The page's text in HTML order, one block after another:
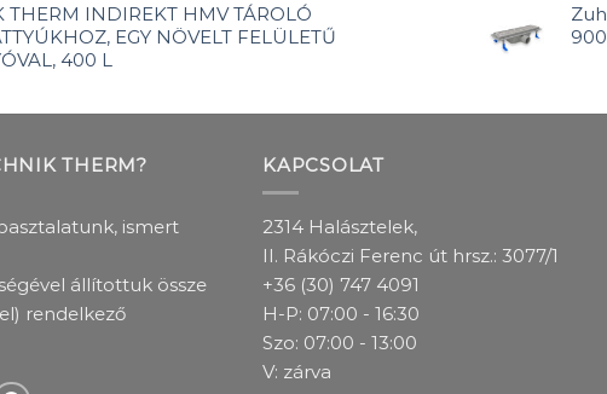
THERM INDIREKT HMV TÁROLÓ
EGY NÖVELT FELÜLETŰ
400 L
THERM?
ismert
állítottuk össze
rendelkező
KAPCSOLAT
2314 Halásztelek,
II. Rákóczi Ferenc út hrsz.: 3077/1
+36 (30) 747 4091
H-P: 07:00 - 16:30
Szo: 07:00 - 13:00
V: zárva